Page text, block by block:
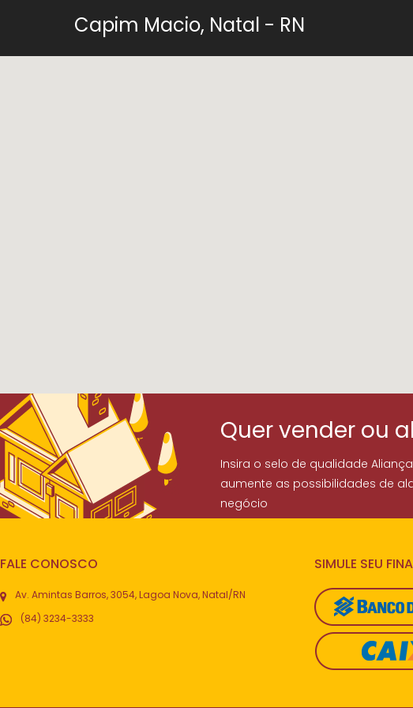
Capim Macio, Natal - RN
Quer vender ou
Insira o selo de qualidade
aumente as possibilidades de
negócio
FALE CONOSCO
Av. Amintas Barros, 3054, Lagoa Nova, Natal/RN
(84) 3234-3333
SIMULE SEU